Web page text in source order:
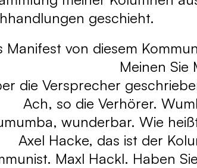
geschieht.
von diesem
Meinen Sie
die Versprecher
Ach, so die Verhörer.
wunderbar. Wie
Axel Hacke, das ist der
Maxl Hackl. Haben